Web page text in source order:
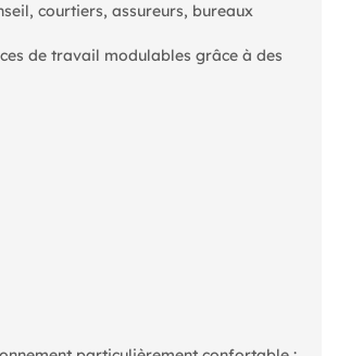
courtiers, assureurs, bureaux
de travail modulables grâce à des